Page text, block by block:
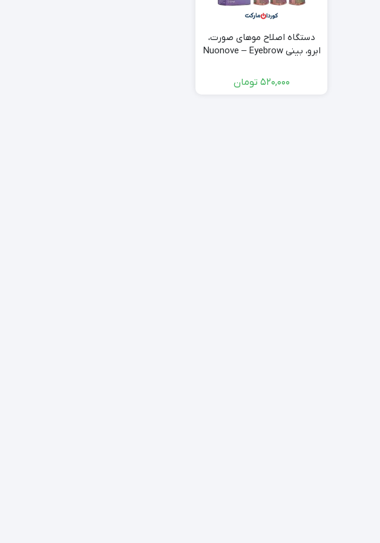
دستگاه اصلاح موهای صورت،
ابرو، بینی Nuonove – Eyebrow
520,000 تومان